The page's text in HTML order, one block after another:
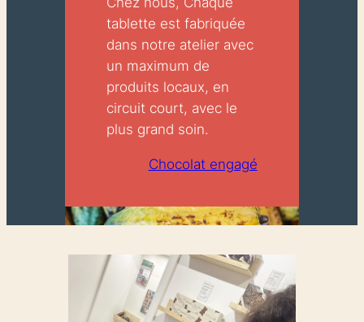
tablette est fabriquée
dans notre atelier avec
un maximum de
produits locaux, en
circuit court, avec le
plus grand soin.
Chocolat engagé